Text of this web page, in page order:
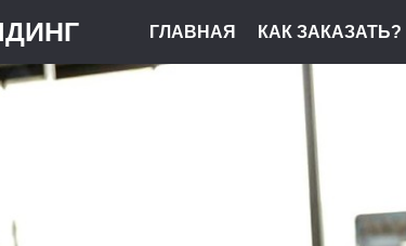
ГЛАВНАЯ КАК ЗАКАЗАТЬ?